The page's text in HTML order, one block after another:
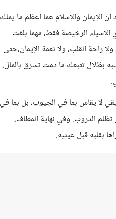
الإيمان والإسلام هما أعظم ما يملك
الرخيصة فقط، مهما بلغت
راحة القلب، ولا نعمة الإيمان،حتى
بظلال تتبعك ما دمت تشرق بالمال،
لا يقاس بما في الجيوب، بل بما في
الدروب. وفي نهاية المطاف،
بقلبه قبل عينيه.